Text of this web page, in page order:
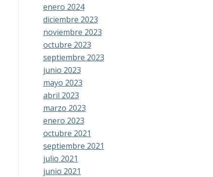
enero 2024
diciembre 2023
noviembre 2023
octubre 2023
septiembre 2023
junio 2023
mayo 2023
abril 2023
marzo 2023
enero 2023
octubre 2021
septiembre 2021
julio 2021
junio 2021